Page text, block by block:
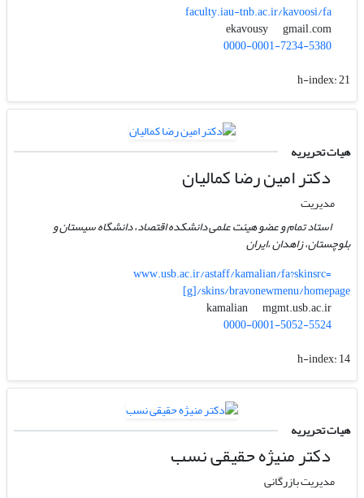
faculty.iau-tnb.ac.ir/kavoosi/fa
ekavousy
gmail.com
0000-0001-7234-5380
h-index:21
هیات تحریریه
دکتر امین رضا کمالیان
مدیریت
استاد تمام و عضو هیئت علمی دانشکده اقتصاد، دانشگاه سیستان و
بلوچستان، زاهدان ،ایران
www.usb.ac.ir/astaff/kamalian/fa?skinsrc=
[g]/skins/bravonewmenu/homepage
kamalian
mgmt.usb.ac.ir
0000-0001-5052-5524
h-index:14
هیات تحریریه
دکتر منیژه حقیقی نسب
مدیریت بازرگانی